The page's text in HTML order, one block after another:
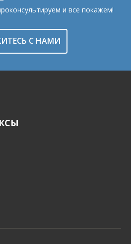
и все покажем!
С НАМИ